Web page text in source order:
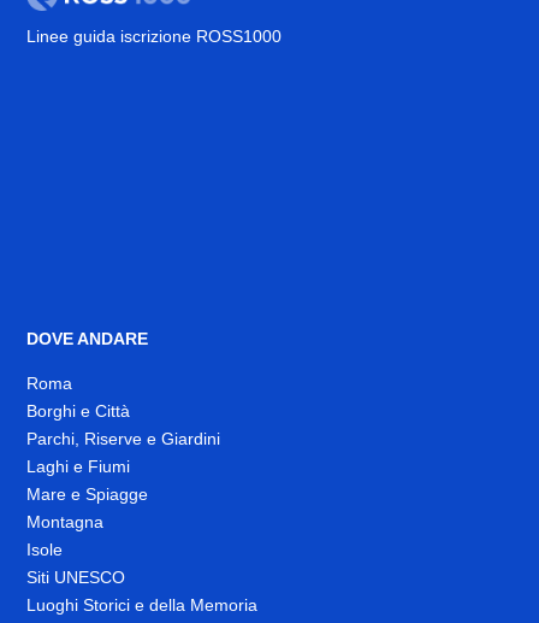
Linee guida iscrizione ROSS1000
DOVE ANDARE
Roma
Borghi e Città
Parchi, Riserve e Giardini
Laghi e Fiumi
Mare e Spiagge
Montagna
Isole
Siti UNESCO
Luoghi Storici e della Memoria